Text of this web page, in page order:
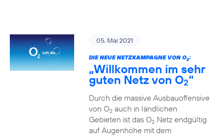
05. Mai 2021
DIE NEUE NETZKAMPAGNE VON O2:
„Willkommen im sehr
guten Netz von O2“
Durch die massive Ausbauoffensive
von O2auch in ländlichen
Gebieten ist das O2Netz endgültig
auf Augenhöhe mit dem